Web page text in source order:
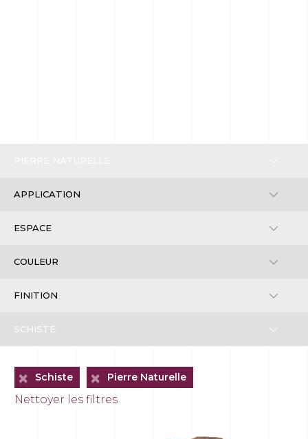
+Schiste +Pierre Naturelle
Nettoyer les filtres